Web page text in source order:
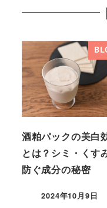
酒粕パックの美白
とは？シミ・くす
防ぐ成分の秘密
2024年10月9日